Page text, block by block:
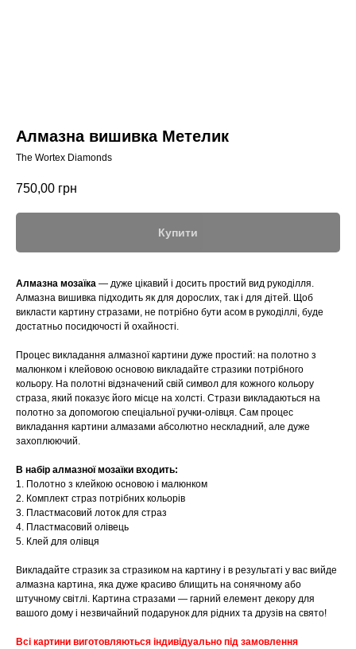
Алмазна вишивка Метелик
The Wortex Diamonds
750,00 грн
Купити
Алмазна мозаїка — дуже цікавий і досить простий вид рукоділля.
Алмазна вишивка підходить як для дорослих, так і для дітей. Щоб
викласти картину стразами, не потрібно бути асом в рукоділлі, буде
достатньо посидючості й охайності.
Процес викладання алмазної картини дуже простий: на полотно з
малюнком і клейовою основою викладайте стразики потрібного
кольору. На полотні відзначений свій символ для кожного кольору
страза, який показує його місце на холсті. Стрази викладаються на
полотно за допомогою спеціальної ручки-олівця. Сам процес
викладання картини алмазами абсолютно нескладний, але дуже
захоплюючий.
В набір алмазної мозаїки входить:
1. Полотно з клейкою основою і малюнком
2. Комплект страз потрібних кольорів
3. Пластмасовий лоток для страз
4. Пластмасовий олівець
5. Клей для олівця
Викладайте стразик за стразиком на картину і в результаті у вас вийде
алмазна картина, яка дуже красиво блищить на сонячному або
штучному світлі. Картина стразами — гарний елемент декору для
вашого дому і незвичайний подарунок для рідних та друзів на свято!
Всі картини виготовляються індивідуально під замовлення